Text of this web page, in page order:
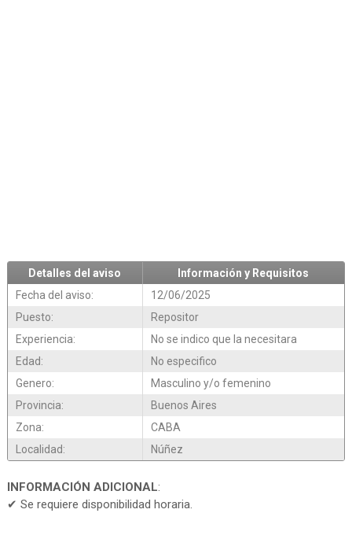
Detalles del aviso
Información y Requisitos
Fecha del aviso:
12/06/2025
Puesto:
Repositor
Experiencia:
No se indico que la necesitara
Edad:
No especifico
Genero:
Masculino y/o femenino
Provincia:
Buenos Aires
Zona:
CABA
Localidad:
Núñez
INFORMACIÓN ADICIONAL:
✔ Se requiere disponibilidad horaria.